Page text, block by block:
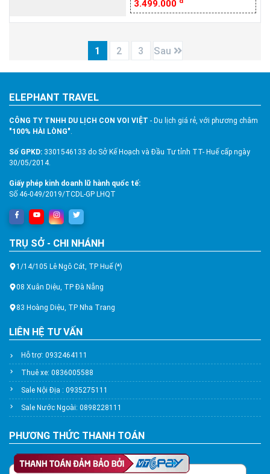
3.499.000
1 2 3 Sau
ELEPHANT TRAVEL
CÔNG TY TNHH DU LỊCH CON VOI VIỆT - Du lịch giá rẻ, với phương châm
"100% HÀI LÒNG".
Số GPKD: 3301546133 do Sở Kế Hoạch và Đầu Tư tỉnh TT- Huế cấp ngày
30/05/2014.
Giấy phép kinh doanh lữ hành quốc tế:
Số 46-049/2019/TCDL-GP LHQT
TRỤ SỞ - CHI NHÁNH
1/14/105 Lê Ngô Cát, TP Huế (*)
08 Xuân Diệu, TP Đà Nẵng
83 Hoàng Diệu, TP Nha Trang
LIÊN HỆ TƯ VẤN
Hỗ trợ: 0932464111
Thuê xe: 0836005588
Sale Nội Địa : 0935275111
Sale Nước Ngoài: 0898228111
PHƯƠNG THỨC THANH TOÁN